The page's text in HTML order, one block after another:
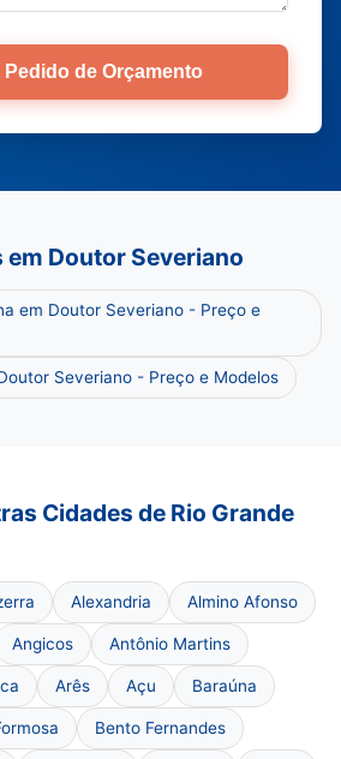
Pedido de Orçamento
Doutor Severiano
em Doutor Severiano - Preço e
Severiano - Preço e Modelos
Cidades de Rio Grande
Alexandria Almino Afonso
Angicos Antônio Martins
Arês Açu Baraúna
Bento Fernandes